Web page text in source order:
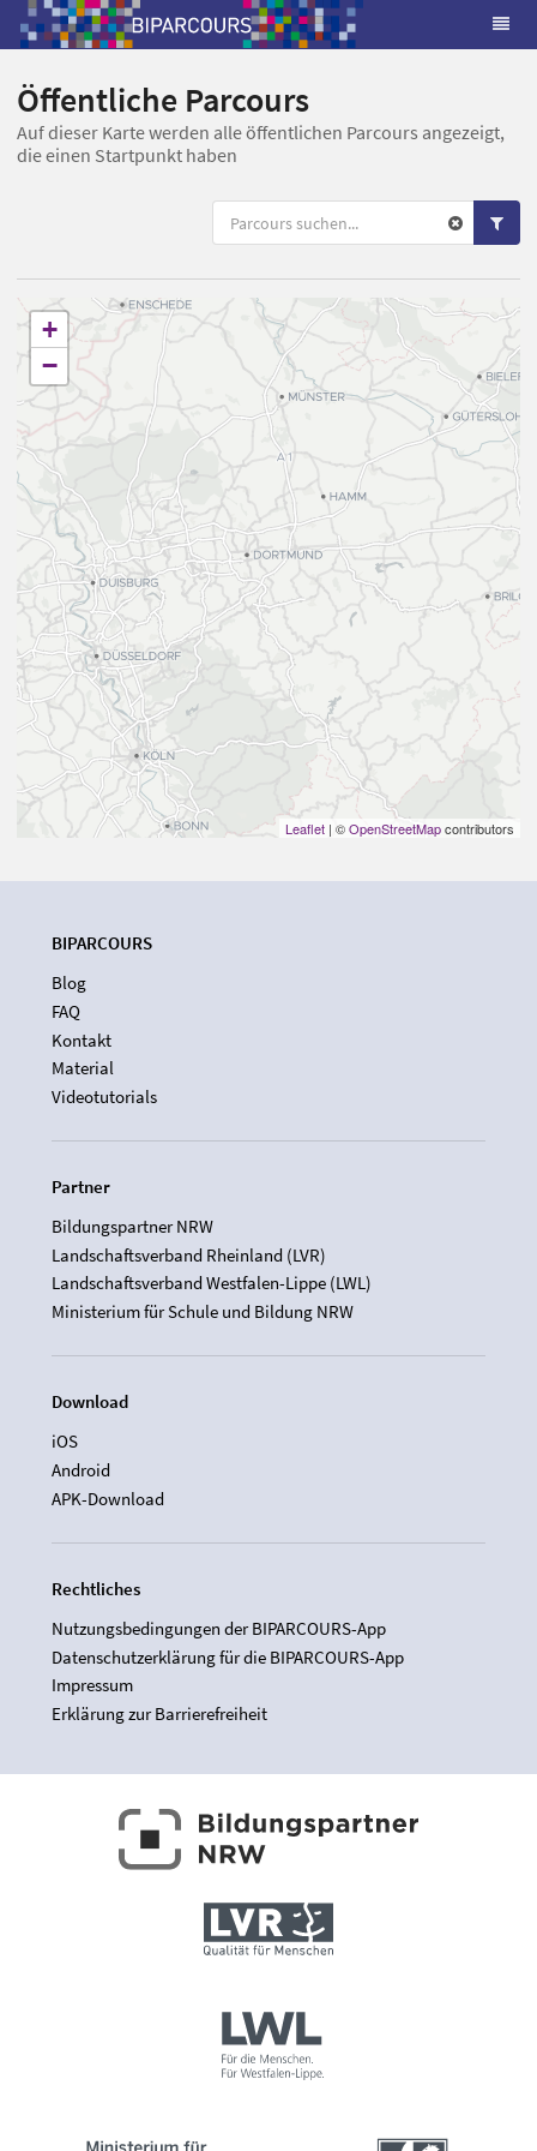
Öffentliche Parcours
Auf dieser Karte werden alle öffentlichen Parcours angezeigt,
die einen Startpunkt haben
+
−
Leaflet | ©OpenStreetMapcontributors
BIPARCOURS
Blog
FAQ
Kontakt
Material
Videotutorials
Partner
Bildungspartner NRW
Landschaftsverband Rheinland (LVR)
Landschaftsverband Westfalen-Lippe (LWL)
Ministerium für Schule und Bildung NRW
Download
iOS
Android
APK-Download
Rechtliches
Nutzungsbedingungen der BIPARCOURS-App
Datenschutzerklärung für die BIPARCOURS-App
Impressum
Erklärung zur Barrierefreiheit